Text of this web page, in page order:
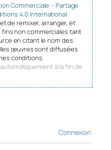
Commerciale – Partage
4.0 International
de remixer, arranger, et
non commerciales tant
en citant le nom des
œuvres sont diffusées
conditions.
à la fin de
Connexion